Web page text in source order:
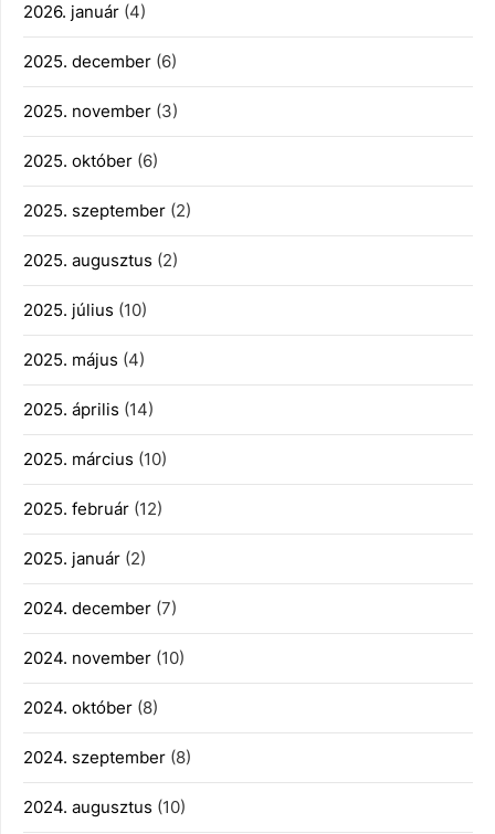
2026. január (4)
2025. december (6)
2025. november (3)
2025. október (6)
2025. szeptember (2)
2025. augusztus (2)
2025. július (10)
2025. május (4)
2025. április (14)
2025. március (10)
2025. február (12)
2025. január (2)
2024. december (7)
2024. november (10)
2024. október (8)
2024. szeptember (8)
2024. augusztus (10)